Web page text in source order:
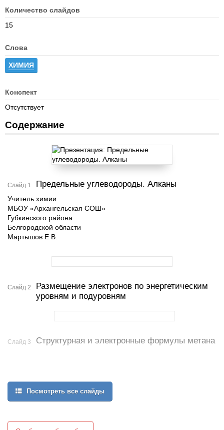
Количество слайдов
15
Слова
ХИМИЯ
Конспект
Отсутствует
Содержание
Слайд 1 Предельные углеводороды. Алканы
Учитель химии
МБОУ «Архангельская СОШ»
Губкинского района
Белгородской области
Мартышов Е.В.
Слайд 2
Размещение электронов по энергетическим
уровням и подуровням
Слайд 3 Структурная и электронные формулы метана
Посмотреть все слайды